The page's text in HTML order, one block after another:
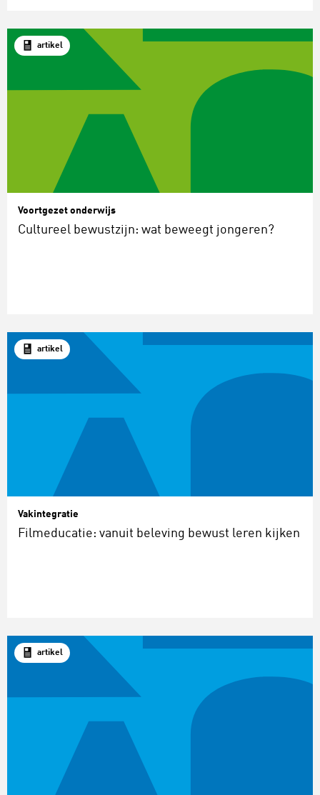
artikel
Voortgezet onderwijs
Cultureel bewustzijn: wat beweegt jongeren?
artikel
Vakintegratie
Filmeducatie: vanuit beleving bewust leren kijken
artikel